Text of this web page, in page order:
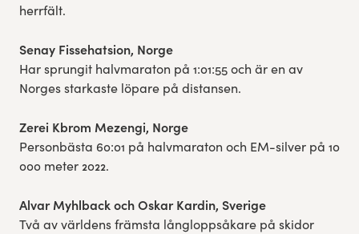
herrfält.
Senay Fissehatsion, Norge
Har sprungit halvmaraton på 1:01:55 och är en av
Norges starkaste löpare på distansen.
Zerei Kbrom Mezengi, Norge
Personbästa 60:01 på halvmaraton och EM-silver på 10
000 meter 2022.
Alvar Myhlback och Oskar Kardin, Sverige
Två av världens främsta långloppsåkare på skidor